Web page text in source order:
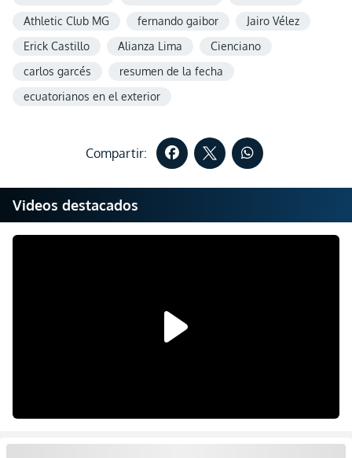
Athletic Club MG
fernando gaibor
Jairo Vélez
Erick Castillo
Alianza Lima
Cienciano
carlos garcés
resumen de la fecha
ecuatorianos en el exterior
Compartir:
Videos destacados